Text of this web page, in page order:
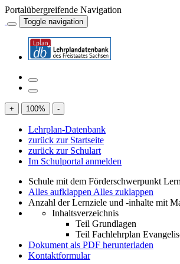
Portalübergreifende Navigation
Toggle navigation
+ 100% -
Lehrplan-Datenbank
zurück zur Startseite
zurück zur Schulart
Im Schulportal anmelden
Schule mit dem Förderschwerpunkt
Alles aufklappen Alles zuklappen
Anzahl der Lernziele und -inhalte mit
Inhaltsverzeichnis
Teil Grundlagen
Teil Fachlehrplan
Dokument als PDF herunterladen
Kontaktformular